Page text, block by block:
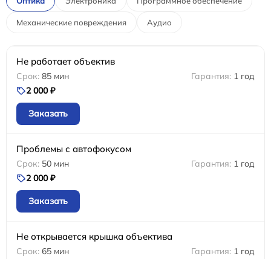
Механические повреждения Аудио
Не работает объектив
85 мин
1 год
2 000 ₽
Заказать
Проблемы с автофокусом
50 мин
1 год
2 000 ₽
Заказать
Не открывается крышка объектива
65 мин
1 год